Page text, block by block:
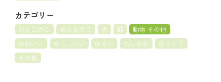
カテゴリー
おとこのこ おんなのこ 犬 猫
動物 その他
かわいい
かっこいい ゆるい おしゃれ
びっくり
その他